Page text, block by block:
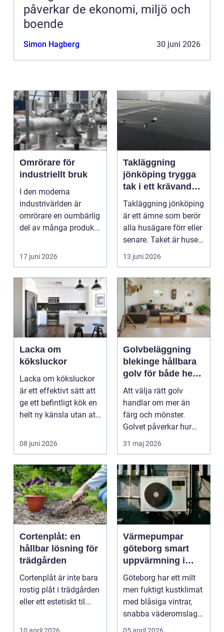
påverkar de ekonomi, miljö och
boende
Simon Hagberg 30 juni 2026
Omrörare för
industriellt bruk
I den moderna
industrivärlden är
omrörare en oumbärlig
del av många produk...
17 juni 2026
Takläggning
jönköping trygga
tak i ett krävande
småländskt klimat
Takläggning jönköping
är ett ämne som berör
alla husägare förr eller
senare. Taket är husets
viktiga...
13 juni 2026
Lacka om
köksluckor
Lacka om köksluckor
är ett effektivt sätt att
ge ett befintligt kök en
helt ny känsla utan att
08 juni 2026
Golvbeläggning
blekinge hållbara
golv för både hem
och företag
Att välja rätt golv
handlar om mer än
färg och mönster.
Golvet påverkar hur
rummet upplevs, hur
31 maj 2026
Cortenplåt: en
hållbar lösning för
trädgården
Cortenplåt är inte bara
rostig plåt i trädgården
eller ett estetiskt til...
Värmepumpar
göteborg smart
uppvärmning i
kustklimat
Göteborg har ett milt
men fuktigt kustklimat
med blåsiga vintrar,
snabba väderomslag
och ofta hög lu...